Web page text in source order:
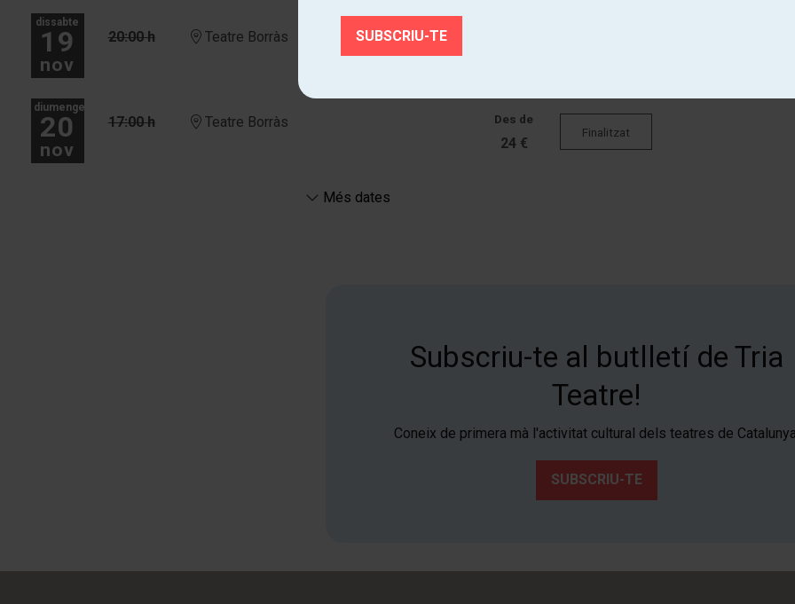
dissabte
19
nov
20:00 h Teatre Borràs
diumenge
20
nov
17:00 h Teatre Borràs Des de
24 €
Finalitzat
Més dates
Subscriu-te al butlletí de Tria
Teatre!
Coneix de primera mà l'activitat cultural dels teatres de Catalunya.
SUBSCRIU-TE